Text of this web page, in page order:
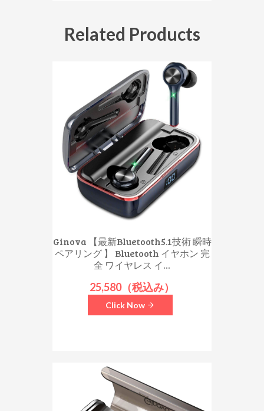
Related Products
Ginova 【最新Bluetooth5.1技術 瞬時
ペアリング 】 Bluetooth イヤホン 完
全 ワイヤレス イ...
25,580（税込み）
Click Now